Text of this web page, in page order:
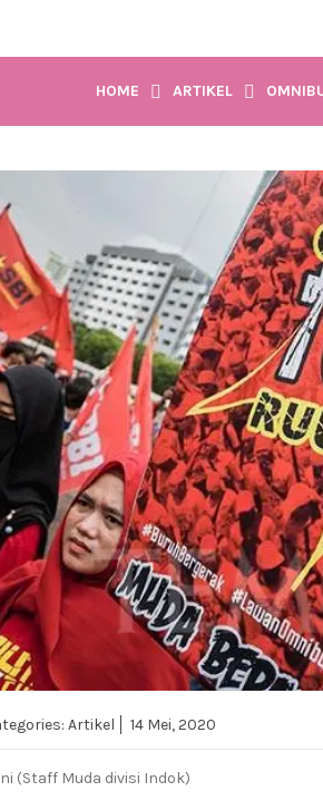
HOME ARTIKEL
Artikel 14 Mei, 2020
(Staff Muda divisi Indok)